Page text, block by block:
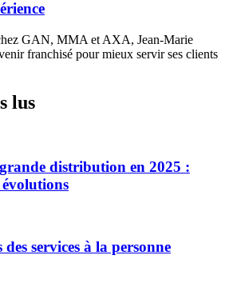
GAN, MMA et AXA, Jean‑Marie
franchisé pour mieux servir ses clients
lus
distribution en 2025 :
évolutions
des services à la personne